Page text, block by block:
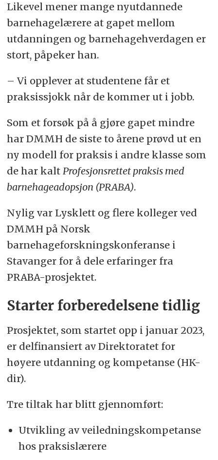
Likevel mener mange nyutdannede
barnehagelærere at gapet mellom
utdanningen og barnehagehverdagen er
stort, påpeker han.
– Vi opplever at studentene får et
praksissjokk når de kommer ut i jobb.
Som et forsøk på å gjøre gapet mindre
har DMMH de siste to årene prøvd ut en
ny modell for praksis i andre klasse som
de har kalt Profesjonsrettet praksis med
barnehageadopsjon (PRABA).
Nylig var Lysklett og flere kolleger ved
DMMH på Norsk
barnehageforskningskonferanse i
Stavanger for å dele erfaringer fra
PRABA-prosjektet.
Starter forberedelsene tidlig
Prosjektet, som startet opp i januar 2023,
er delfinansiert av Direktoratet for
høyere utdanning og kompetanse (HK-
dir).
Tre tiltak har blitt gjennomført:
Utvikling av veiledningskompetanse
hos praksislærere